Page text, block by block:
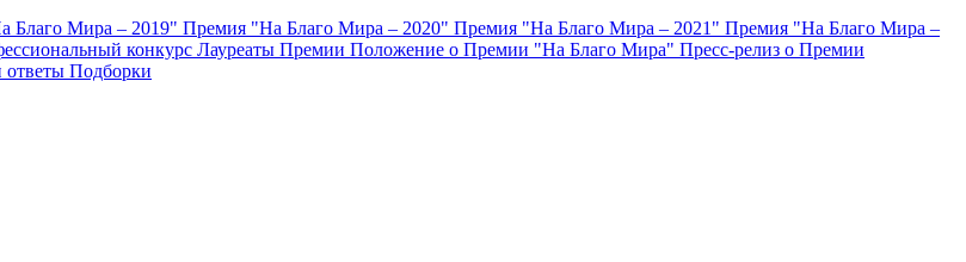
Благо Мира – 2019" Премия "На Благо Мира – 2020" Премия "На Благо Мира – 2021" Премия "На Благо Мира –
конкурс Лауреаты Премии Положение о Премии "На Благо Мира" Пресс-релиз о Премии
Подборки